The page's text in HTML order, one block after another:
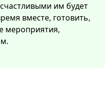
им будет
вместе, готовить,
мероприятия,